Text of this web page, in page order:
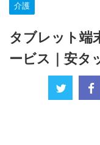
介護
タブレット端
ービス｜安タ